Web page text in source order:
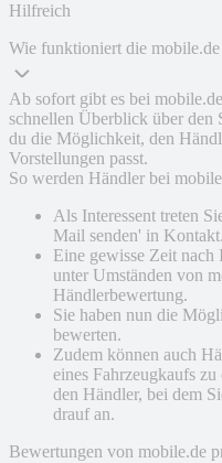
Hilfreich
Wie funktioniert die
Ab sofort gibt es bei
schnellen Überblick über den
du die Möglichkeit, den
Vorstellungen passt.
So werden Händler bei
Als Interessent treten
Mail senden' in Kontakt.
Eine gewisse Zeit
unter Umständen von
Händlerbewertung.
Sie haben nun die
bewerten.
Zudem können auch
eines Fahrzeugkaufs
den Händler, bei dem
drauf an.
Bewertungen von mobile.de